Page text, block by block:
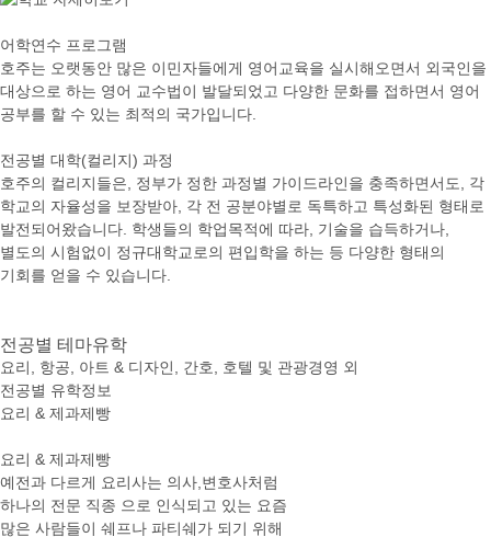
어학연수 프로그램
호주는 오랫동안 많은 이민자들에게 영어교육을 실시해오면서 외국인을
대상으로 하는 영어 교수법이 발달되었고 다양한 문화를 접하면서 영어
공부를 할 수 있는 최적의 국가입니다.
전공별 대학(컬리지) 과정
호주의 컬리지들은, 정부가 정한 과정별 가이드라인을 충족하면서도, 각
학교의 자율성을 보장받아, 각 전 공분야별로 독특하고 특성화된 형태로
발전되어왔습니다. 학생들의 학업목적에 따라, 기술을 습득하거나,
별도의 시험없이 정규대학교로의 편입학을 하는 등 다양한 형태의
기회를 얻을 수 있습니다.
전공별 테마유학
요리, 항공, 아트 & 디자인, 간호, 호텔 및 관광경영 외
전공별 유학정보
요리 & 제과제빵
요리 & 제과제빵
예전과 다르게 요리사는 의사,변호사처럼
하나의 전문 직종 으로 인식되고 있는 요즘
많은 사람들이 쉐프나 파티쉐가 되기 위해